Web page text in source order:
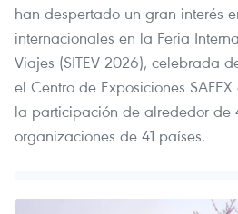
han despertado un gran interés
internacionales en la Feria
Viajes (SITEV 2026), celebrada
el Centro de Exposiciones
la participación de alrededor de
organizaciones de 41 países.